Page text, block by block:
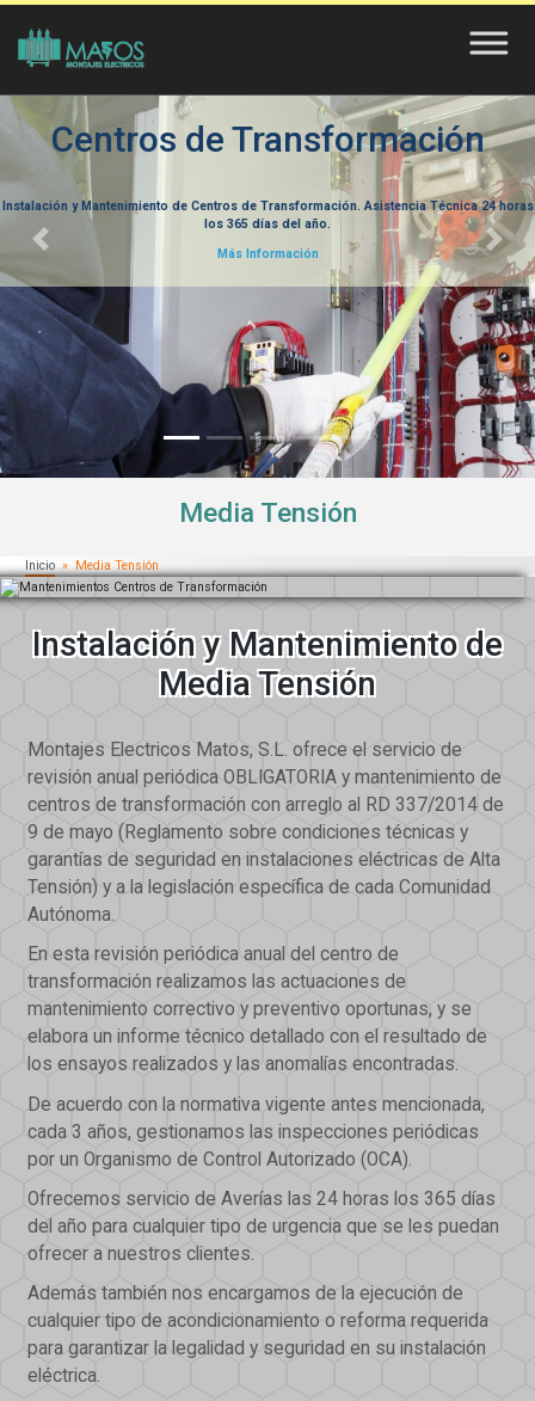
Saltar
contenido
Centros de Transformación
Instalación y Mantenimiento de Centros de Transformación. Asistencia Técnica 24 horas
los 365 días del año.
Más Información
Media Tensión
Inicio » Media Tensión
Instalación y Mantenimiento de
Media Tensión
Montajes Electricos Matos, S.L. ofrece el servicio de
revisión anual periódica OBLIGATORIA y mantenimiento de
centros de transformación con arreglo al RD 337/2014 de
9 de mayo (Reglamento sobre condiciones técnicas y
garantías de seguridad en instalaciones eléctricas de Alta
Tensión) y a la legislación específica de cada Comunidad
Autónoma.
En esta revisión periódica anual del centro de
transformación realizamos las actuaciones de
mantenimiento correctivo y preventivo oportunas, y se
elabora un informe técnico detallado con el resultado de
los ensayos realizados y las anomalías encontradas.
De acuerdo con la normativa vigente antes mencionada,
cada 3 años, gestionamos las inspecciones periódicas
por un Organismo de Control Autorizado (OCA).
Ofrecemos servicio de Averías las 24 horas los 365 días
del año para cualquier tipo de urgencia que se les puedan
ofrecer a nuestros clientes.
Además también nos encargamos de la ejecución de
cualquier tipo de acondicionamiento o reforma requerida
para garantizar la legalidad y seguridad en su instalación
eléctrica.